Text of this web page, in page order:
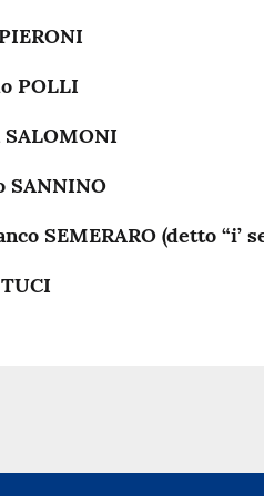
POLLI
SALOMONI
SANNINO
SEMERARO (detto “i’